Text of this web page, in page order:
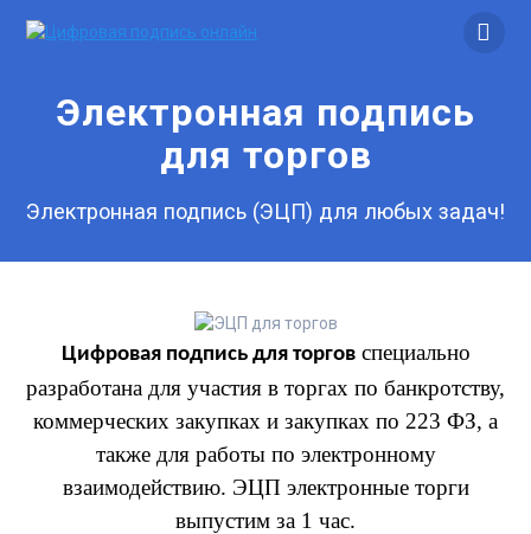
Электронная подпись
для торгов
Электронная подпись (ЭЦП) для любых задач!
Цифровая подпись для торговспециально
разработана для участия в торгах по банкротству,
коммерческих закупках и закупках по 223 ФЗ, а
также для работы по электронному
взаимодействию. ЭЦП электронные торги
выпустим за 1 час.